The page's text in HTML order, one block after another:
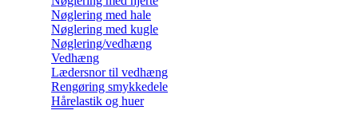
Nøglering med hale
Nøglering med kugle
Nøglering/vedhæng
Vedhæng
Lædersnor til vedhæng
Rengøring smykkedele
Hårelastik og huer